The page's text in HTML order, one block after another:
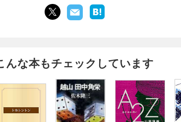
んな本もチェックしています